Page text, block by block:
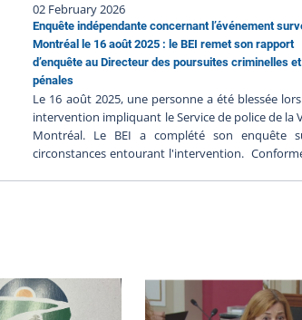
02 February 2026
Enquête indépendante concernant l’événement
Montréal le 16 août 2025 : le BEI remet son rapport
d’enquête au Directeur des poursuites criminelles et
pénales
Le 16 août 2025, une personne a été blessée lors
intervention impliquant le Service de police de la
Montréal. Le BEI a complété son enquête
circonstances entourant l'intervention.
lumière du droit applicable. Le rapport soumis au
par le BEI contient l’ensemble des
l’enquête. On y retrouve les déclarations des